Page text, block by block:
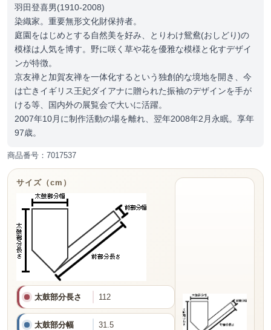
羽田登喜男(1910-2008)
染織家。重要無形文化財保持者。
庭園をはじめとする自然美を好み、とりわけ鴛鴦(おしどり)の
模様は人気を博す。野に咲く草や花を優雅な模様と化すデザイ
ンが特徴。
京友禅と加賀友禅を一体化するという独創的な境地を開き、今
は亡きイギリス王妃ダイアナに贈られた振袖のデザインを手が
ける等、国内外の展覧会で大いに活躍。
2007年10月に制作活動の場を離れ、翌年2008年2月永眠。享年
97歳。
商品番号：7017537
サイズ（cm）
太鼓部分長さ 112
太鼓部分幅 31.5